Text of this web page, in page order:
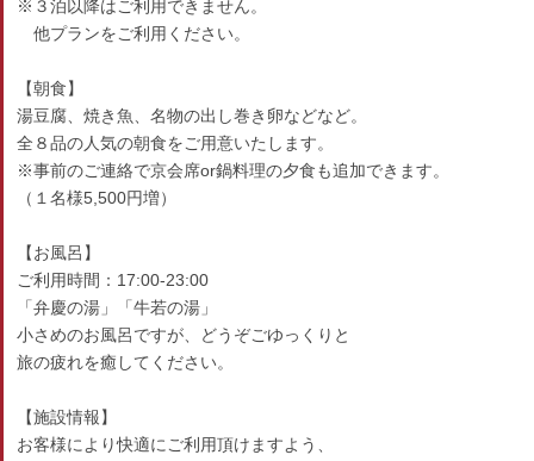
※３泊以降はご利用できません。
他プランをご利用ください。
【朝食】
湯豆腐、焼き魚、名物の出し巻き卵などなど。
全８品の人気の朝食をご用意いたします。
※事前のご連絡で京会席or鍋料理の夕食も追加できます。
（１名様5,500円増）
【お風呂】
ご利用時間：17:00-23:00
「弁慶の湯」「牛若の湯」
小さめのお風呂ですが、どうぞごゆっくりと
旅の疲れを癒してください。
【施設情報】
お客様により快適にご利用頂けますよう、